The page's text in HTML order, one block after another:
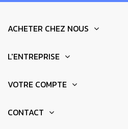
ACHETER CHEZ NOUS
L'ENTREPRISE
VOTRE COMPTE
CONTACT